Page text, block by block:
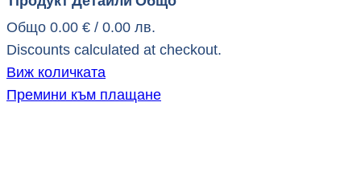
Продукти
в
кошницата
Общо 0.00 € / 0.00 лв.
Discounts calculated at checkout.
Виж количката
Премини към плащане